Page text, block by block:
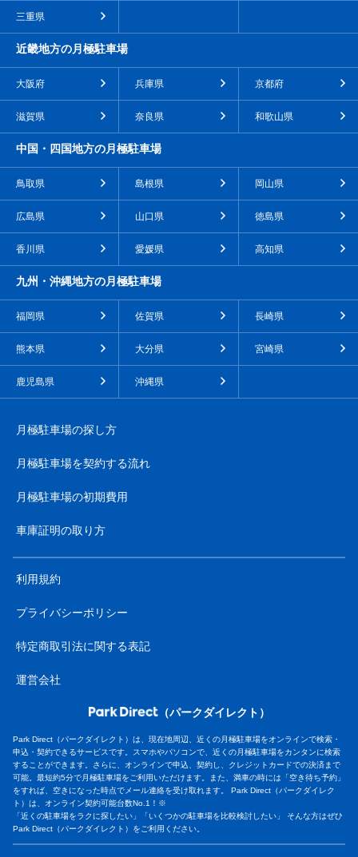
三重県
近畿地方の月極駐車場
大阪府 兵庫県 京都府
滋賀県 奈良県 和歌山県
中国・四国地方の月極駐車場
鳥取県 島根県 岡山県
広島県 山口県 徳島県
香川県 愛媛県 高知県
九州・沖縄地方の月極駐車場
福岡県 佐賀県 長崎県
熊本県 大分県 宮崎県
鹿児島県 沖縄県
月極駐車場の探し方
月極駐車場を契約する流れ
月極駐車場の初期費用
車庫証明の取り方
利用規約
プライバシーポリシー
特定商取引法に関する表記
運営会社
（パークダイレクト）
Park Direct（パークダイレクト）は、現在地周辺、近くの月極駐車場をオンラインで検索・
申込・契約できるサービスです。スマホやパソコンで、近くの月極駐車場をカンタンに検索
することができます。さらに、オンラインで申込、契約し、クレジットカードでの決済まで
可能。最短約5分で月極駐車場をご利用いただけます。また、満車の時には「空き待ち予約」
をすれば、空きになった時点でメール連絡を受け取れます。 Park Direct（パークダイレク
ト）は、オンライン契約可能台数No.1！※
「近くの駐車場をラクに探したい」「いくつかの駐車場を比較検討したい」 そんな方はぜひ
Park Direct（パークダイレクト）をご利用ください。